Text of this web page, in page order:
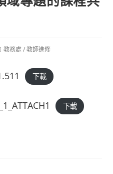
教務處 / 教師進修
下載
下載